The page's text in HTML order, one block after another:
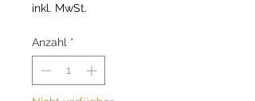
inkl. MwSt.
Anzahl *